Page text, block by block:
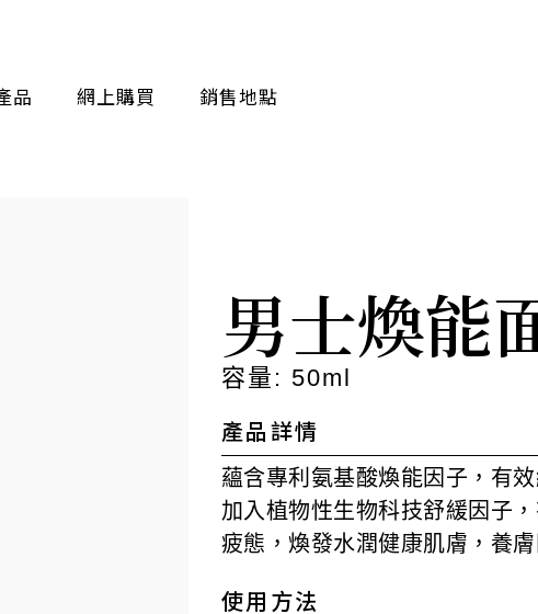
品 網上購買 銷售地點
男士煥能
容量: 50ml
產品詳情
蘊含專利氨基酸煥能因子，有
加入植物性生物科技舒緩因子
疲態，煥發水潤健康肌膚，養
使用方法